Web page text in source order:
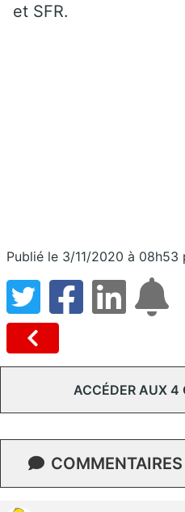
et SFR.
Publié le 3/11/2020 à 08h53
ACCÉDER AUX 4